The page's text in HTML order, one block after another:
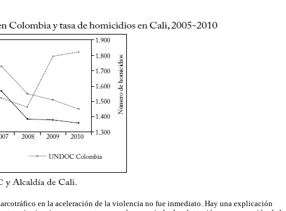
en la aceleración de la violencia no fue inmediato. Hay una explicación